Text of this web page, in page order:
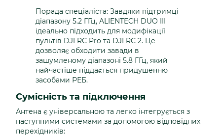
Порада спеціаліста: Завдяки підтримці
діапазону 5.2 ГГц, ALIENTECH DUO III
ідеально підходить для модифікації
пультів DJI RC Pro та DJI RC 2. Це
дозволяє обходити завади в
зашумленому діапазоні 5.8 ГГц, який
найчастіше піддається придушенню
засобами РЕБ.
Сумісність та підключення
Антена є універсальною та легко інтегрується з
наступними системами за допомогою відповідних
перехідників: